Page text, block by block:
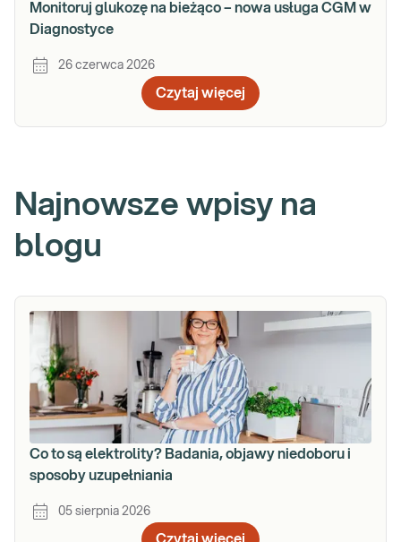
Monitoruj glukozę na bieżąco – nowa usługa CGM w
Diagnostyce
26 czerwca 2026
Czytaj więcej
Najnowsze wpisy na
blogu
Co to są elektrolity? Badania, objawy niedoboru i
sposoby uzupełniania
05 sierpnia 2026